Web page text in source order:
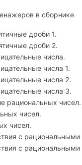
в сборнике
дроби 1.
дроби 2.
числа.
числа 1.
числа 2.
числа 3.
рациональных чисел.
чисел.
чисел.
с рациональными
с рациональными